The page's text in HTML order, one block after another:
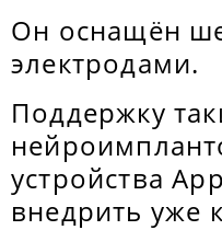
Он оснащён
электродами.
Поддержку
устройства
внедрить уже